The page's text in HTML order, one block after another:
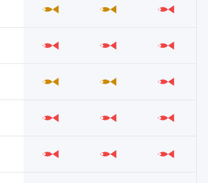
Средне Средне Слабо
Слабо Слабо Слабо
Средне Средне Слабо
Слабо Слабо Слабо
Слабо Слабо Слабо